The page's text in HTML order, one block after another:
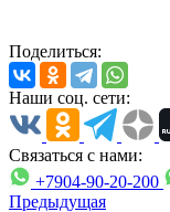
Поделиться:
Наши соц. сети:
Связаться с нами:
+7904-90-20-200
Предыдущая